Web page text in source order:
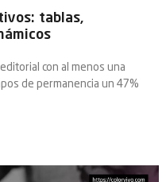
tablas,
con al menos una
de permanencia un 47%